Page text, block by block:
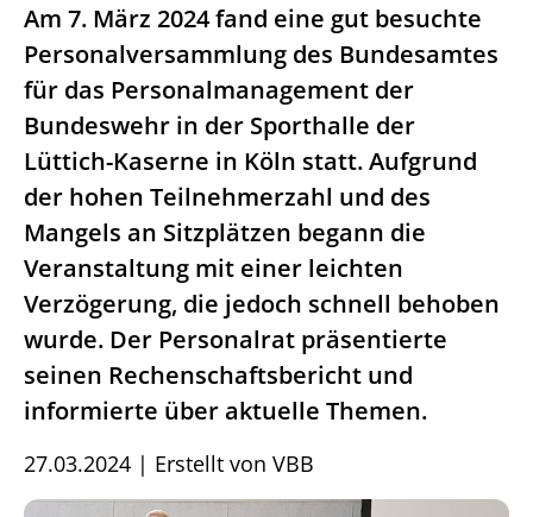
Am 7. März 2024 fand eine gut besuchte
Personalversammlung des Bundesamtes
für das Personalmanagement der
Bundeswehr in der Sporthalle der
Lüttich-Kaserne in Köln statt. Aufgrund
der hohen Teilnehmerzahl und des
Mangels an Sitzplätzen begann die
Veranstaltung mit einer leichten
Verzögerung, die jedoch schnell behoben
wurde. Der Personalrat präsentierte
seinen Rechenschaftsbericht und
informierte über aktuelle Themen.
27.03.2024 | Erstellt von VBB